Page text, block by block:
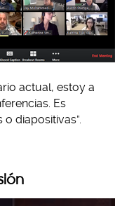
actual, estoy a
Es
diapositivas”.